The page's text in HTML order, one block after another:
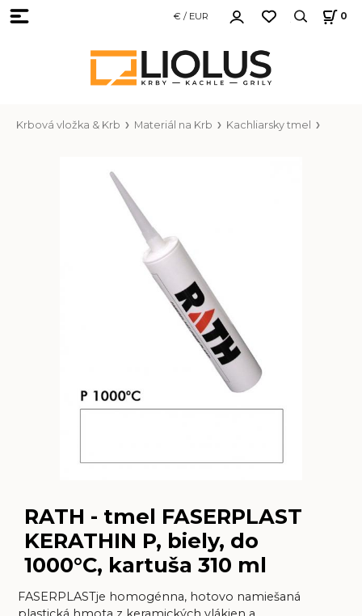
€ / EUR 0
Krbová vložka & Krb Materiál na Krb Kachliarsky tmel
RATH - tmel FASERPLAST
KERATHIN P, biely, do
1000°C, kartuša 310 ml
FASERPLASTje homogénna, hotovo namiešaná